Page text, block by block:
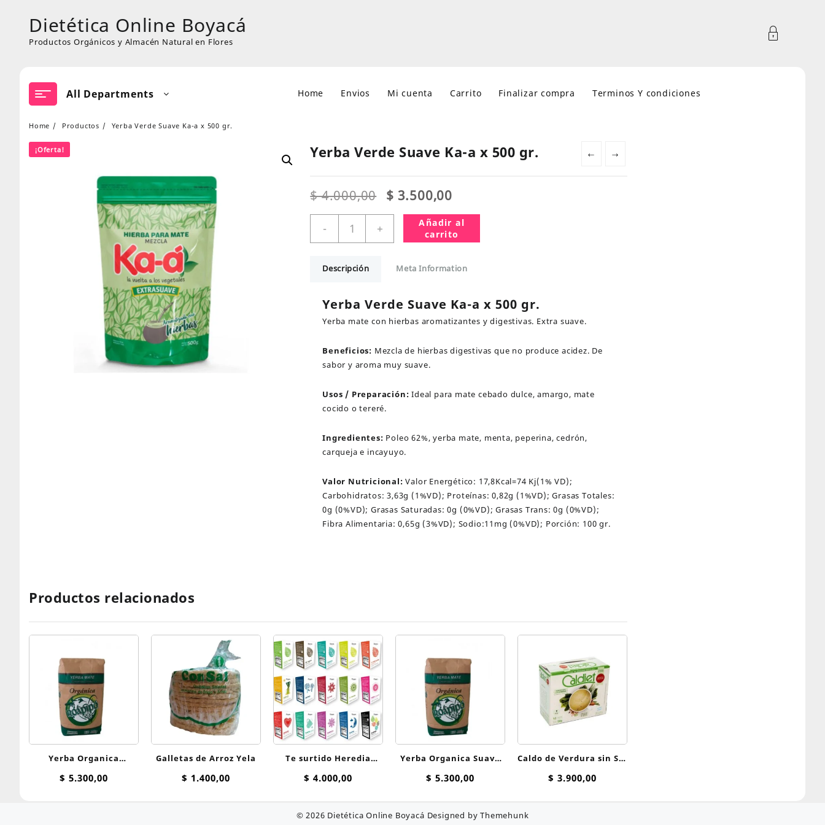
contentDietética Online Boyacá
Productos Orgánicos y Almacén Natural en Flores
All Departments Home Envios Mi cuenta Carrito Finalizar compra Terminos Y condiciones
Home Productos Yerba Verde Suave Ka-a x 500 gr.
¡Oferta! ← →
Yerba Verde Suave Ka-a x 500 gr.
$4.000,00 El
original
$ 4.000,00.
$ 3.500,00
actual
es:
$ 3.500,00.
-
Verde
Suave
a
500
gr.
cantidad
+
Añadir al
carrito
Descripción Meta Information
Yerba Verde Suave Ka-a x 500 gr.
Yerba mate con hierbas aromatizantes y digestivas. Extra suave.
Beneficios: Mezcla de hierbas digestivas que no produce acidez. De
sabor y aroma muy suave.
Usos / Preparación: Ideal para mate cebado dulce, amargo, mate
cocido o tereré.
Ingredientes: Poleo 62%, yerba mate, menta, peperina, cedrón,
carqueja e incayuyo.
Valor Nutricional: Valor Energético: 17,8Kcal=74 Kj(1% VD);
Carbohidratos: 3,63g (1%VD); Proteínas: 0,82g (1%VD); Grasas Totales:
0g (0%VD); Grasas Saturadas: 0g (0%VD); Grasas Trans: 0g (0%VD);
Fibra Alimentaria: 0,65g (3%VD); Sodio:11mg (0%VD); Porción: 100 gr.
Productos relacionados
Yerba Organica
Tradicional Roapipo 500
$ 5.300,00
Galletas de Arroz Yela
$ 1.400,00
Te surtido Heredia
Surtido Clasico saquitos
$ 4.000,00
Yerba Organica Suave
Roapipo x 500 g
$ 5.300,00
Caldo de Verdura sin Sal
Caldiet x 10 sobres
$ 3.900,00
© 2026 Dietética Online Boyacá Designed by Themehunk